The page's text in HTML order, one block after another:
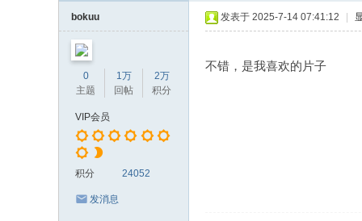
bokuu
0
主题
1万
回帖
2万
积分
VIP会员
积分 24052
发消息
发表于 2025-7-14 07:41:12
不错，是我喜欢的片子